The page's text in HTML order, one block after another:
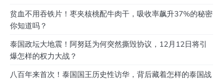
贫血不用吞铁片！枣夹核桃配牛肉干，吸收率飙升37%的秘密
你知道吗？
泰国政坛大地震！阿努廷为何突然撕毁协议，12月12日将引
爆怎样的权力大战？
八百年来首次！泰国国王历史性访华，背后藏着怎样的泰国战